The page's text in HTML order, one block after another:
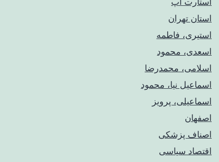
استان تهران
استیری، فاطمه
اسعدی، محمود
اسلامی، محمدرضا
اسماعیل نیا، محمود
اسماعیلی، پرویز
اصفهان
اصناف پزشکی
اقتصاد سیاسی